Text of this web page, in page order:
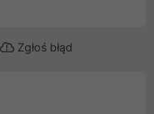
Zgłoś błąd